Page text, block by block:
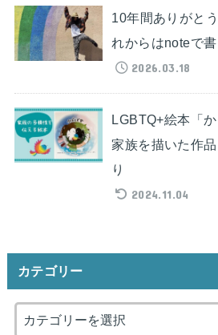
10年間ありがと
れからはnoteで書
2026.03.18
LGBTQ+絵本「
家族を描いた作
り
2024.11.04
カテゴリー